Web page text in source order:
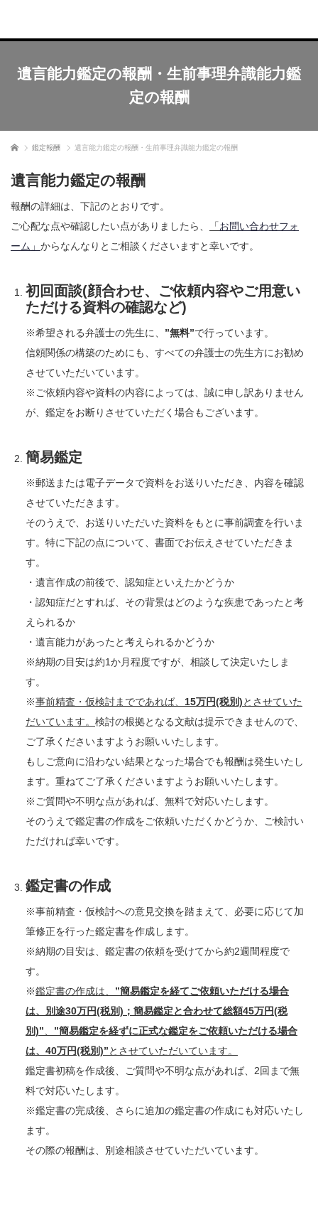
遺言能力鑑定の報酬・生前事理弁識能力鑑
定の報酬
ホーム 鑑定報酬 遺言能力鑑定の報酬・生前事理弁識能力鑑定の報酬
遺言能力鑑定の報酬
報酬の詳細は、下記のとおりです。
ご心配な点や確認したい点がありましたら、
「お問い合わせフォ
ーム」 からなんなりとご相談くださいますと幸いです。
初回面談(顔合わせ、ご依頼内容やご用意い
ただける資料の確認など)
※希望される弁護士の先生に、 ”無料”で行っています。
信頼関係の構築のためにも、すべての弁護士の先生方にお勧め
させていただいています。
※ご依頼内容や資料の内容によっては、誠に申し訳ありません
が、鑑定をお断りさせていただく場合もございます。
簡易鑑定
※郵送または電子データで資料をお送りいただき、内容を確認
させていただきます。
そのうえで、お送りいただいた資料をもとに事前調査を行いま
す。特に下記の点について、書面でお伝えさせていただきま
す。
・遺言作成の前後で、認知症といえたかどうか
・認知症だとすれば、その背景はどのような疾患であったと考
えられるか
・遺言能力があったと考えられるかどうか
※納期の目安は約1か月程度ですが、相談して決定いたしま
す。
※事前精査・仮検討までであれば、 15万円(税別)とさせていた
だいています。 検討の根拠となる文献は提示できませんので、
ご了承くださいますようお願いいたします。
もしご意向に沿わない結果となった場合でも報酬は発生いたし
ます。重ねてご了承くださいますようお願いいたします。
※ご質問や不明な点があれば、無料で対応いたします。
そのうえで鑑定書の作成をご依頼いただくかどうか、ご検討い
ただければ幸いです。
鑑定書の作成
※事前精査・仮検討への意見交換を踏まえて、必要に応じて加
筆修正を行った鑑定書を作成します。
※納期の目安は、鑑定書の依頼を受けてから約2週間程度で
す。
※鑑定書の作成は、 ”簡易鑑定を経てご依頼いただける場合
は、別途30万円(税別)；簡易鑑定と合わせて総額45万円(税
別)”
”簡易鑑定を経ずに正式な鑑定をご依頼いただける場合
は、40万円(税別)”とさせていただいています。
鑑定書初稿を作成後、ご質問や不明な点があれば、2回まで無
料で対応いたします。
※鑑定書の完成後、さらに追加の鑑定書の作成にも対応いたし
ます。
その際の報酬は、別途相談させていただいています。